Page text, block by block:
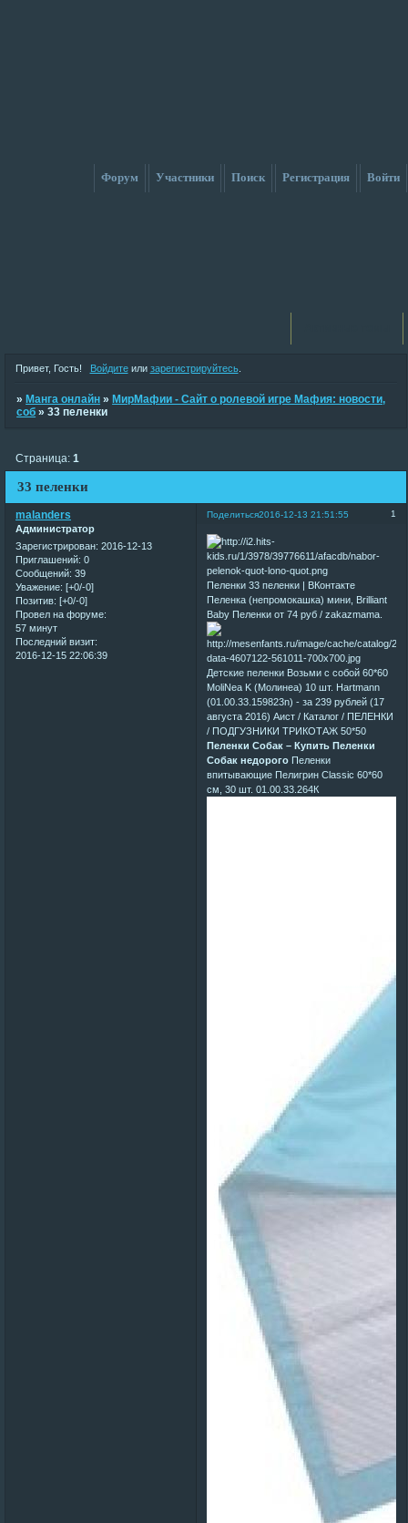
Форум Участники Поиск Регистрация Войти
Привет, Гость! Войдитеили зарегистрируйтесь.
»Манга онлайн »МирМафии - Сайт о ролевой игре Мафия: новости,
соб »33 пеленки
33 пеленки
Страница:1
Поделиться 1
2016-12-13 21:51:55
malanders
Администратор
Зарегистрирован: 2016-12-13
Приглашений: 0
Сообщений: 39
Уважение: [+0/-0]
Позитив: [+0/-0]
Провел на форуме:
57 минут
Последний визит:
2016-12-15 22:06:39
Пеленки 33 пеленки | ВКонтакте
Пеленка (непромокашка) мини, Brilliant
Baby Пеленки от 74 руб / zakazmama.
Детские пеленки Возьми с собой 60*60
MoliNea K (Молинеа) 10 шт. Hartmann
(01.00.33.159823n) - за 239 рублей (17
августа 2016) Аист / Каталог / ПЕЛЕНКИ
/ ПОДГУЗНИКИ ТРИКОТАЖ 50*50
Пеленки Собак – Купить Пеленки
Собак недорого Пеленки
впитывающие Пелигрин Classic 60*60
см, 30 шт. 01.00.33.264К